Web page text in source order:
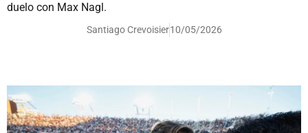
duelo con Max Nagl.
Santiago Crevoisier10/05/2026